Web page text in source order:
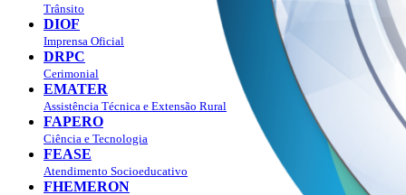
Trânsito
DIOF
Imprensa Oficial
DRPC
Cerimonial
EMATER
Assistência Técnica e Extensão Rural
FAPERO
Ciência e Tecnologia
FEASE
Atendimento Socioeducativo
FHEMERON